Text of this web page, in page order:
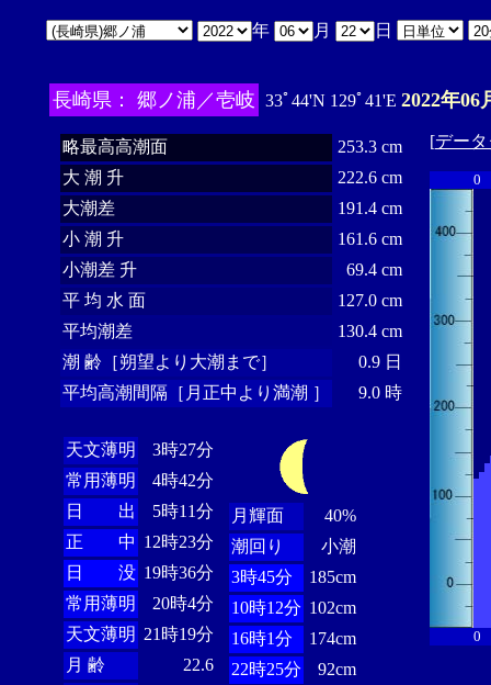
年 月 日
長崎県： 郷ノ浦／壱岐 33ﾟ44'N 129ﾟ41'E 2022年06
略最高高潮面
253.3 cm
大 潮 升
222.6 cm
大潮差
191.4 cm
小 潮 升
161.6 cm
小潮差 升
69.4 cm
平 均 水 面
127.0 cm
平均潮差
130.4 cm
潮 齢［朔望より大潮まで］
0.9 日
平均高潮間隔［月正中より満潮 ］
9.0 時
天文薄明
3時27分
常用薄明
4時42分
日 出
5時11分
正 中 12時23分
日 没 19時36分
常用薄明
20時4分
天文薄明 21時19分
月 齢
22.6
月輝面
40%
潮回り
小潮
3時45分
185cm
10時12分 102cm
16時1分
174cm
22時25分
92cm
[デー
0
0